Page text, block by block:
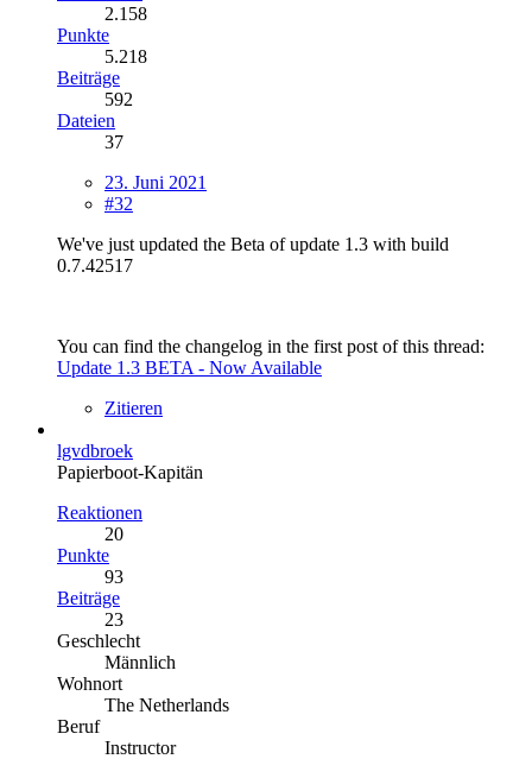
2.158
Punkte
5.218
Beiträge
592
Dateien
37
23. Juni 2021
#32
We've just updated the Beta of update 1.3 with build
0.7.42517
You can find the changelog in the first post of this thread:
Update 1.3 BETA - Now Available
Zitieren
lgvdbroek
Papierboot-Kapitän
Reaktionen
20
Punkte
93
Beiträge
23
Geschlecht
Männlich
Wohnort
The Netherlands
Beruf
Instructor